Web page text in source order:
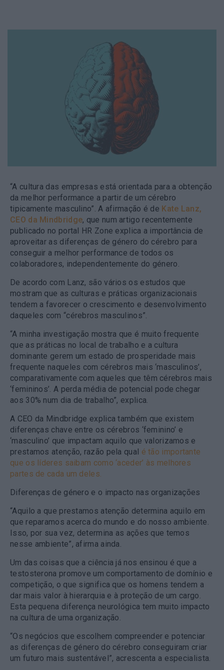
“A cultura das empresas está orientada para a obtenção
da melhor performance a partir de um cérebro
tipicamente masculino”. A afirmação é de Kate Lanz,
CEO da Mindbridge, que num artigo recentemente
publicado no portal HR Zone explica a importância de
aproveitar as diferenças de género do cérebro para
conseguir a melhor performance de todos os
colaboradores, independentemente do género.
De acordo com Lanz, são vários os estudos que
mostram que as culturas e práticas organizacionais
tendem a favorecer o crescimento e desenvolvimento
daqueles com “cérebros masculinos”.
“A minha investigação mostra que é muito frequente
que as práticas no local de trabalho e a cultura
dominante gerem um estado de prosperidade mais
frequente naqueles com cérebros mais ‘masculinos’,
comparativamente com aqueles que têm cérebros mais
‘femininos’. A perda média de potencial pode chegar
aos 30% num dia de trabalho”, explica.
A CEO da Mindbridge explica também que existem
diferenças chave entre os cérebros ‘feminino’ e
‘masculino’ que impactam aquilo que valorizamos e
prestamos atenção, razão pela qual é tão importante
que os líderes saibam como ‘aceder’ às melhores
partes de cada um deles.
Diferenças de género e o impacto nas organizações
“Aquilo a que prestamos atenção determina aquilo em
que reparamos acerca do mundo e do nosso ambiente.
Isso, por sua vez, determina as ações que temos
nesse ambiente”, afirma ainda.
Um das coisas que a ciência já nos ensinou é que a
testosterona promove um comportamento de domínio e
competição, o que significa que os homens tendem a
dar mais valor à hierarquia e à proteção de um cargo.
Esta pequena diferença neurológica tem muito impacto
na cultura de uma organização.
“Os negócios que escolhem compreender e potenciar
as diferenças de género do cérebro conseguiram criar
um futuro mais sustentável”, acrescenta a especialista.